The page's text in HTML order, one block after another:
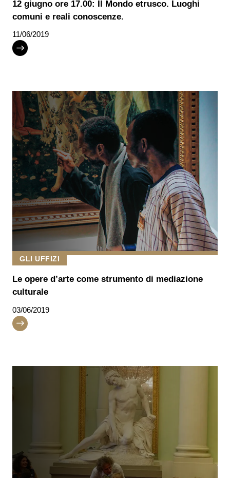
12 giugno ore 17.00: Il Mondo etrusco. Luoghi
comuni e reali conoscenze.
11/06/2019
GLI UFFIZI
Le opere d’arte come strumento di mediazione
culturale
03/06/2019